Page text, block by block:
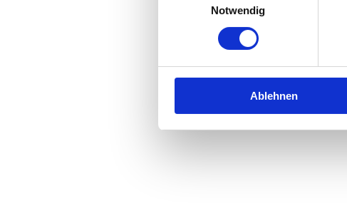
Notwendig
Ablehnen